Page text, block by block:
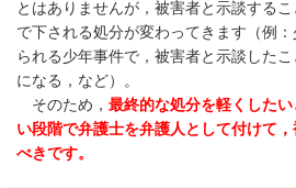
とはありませんが，被害者と示談する
で下される処分が変わってきます（例
られる少年事件で，被害者と示談した
になる，など）。
そのため， 最終的な処分を軽くした
い段階で弁護士を弁護人として付けて
べきです。